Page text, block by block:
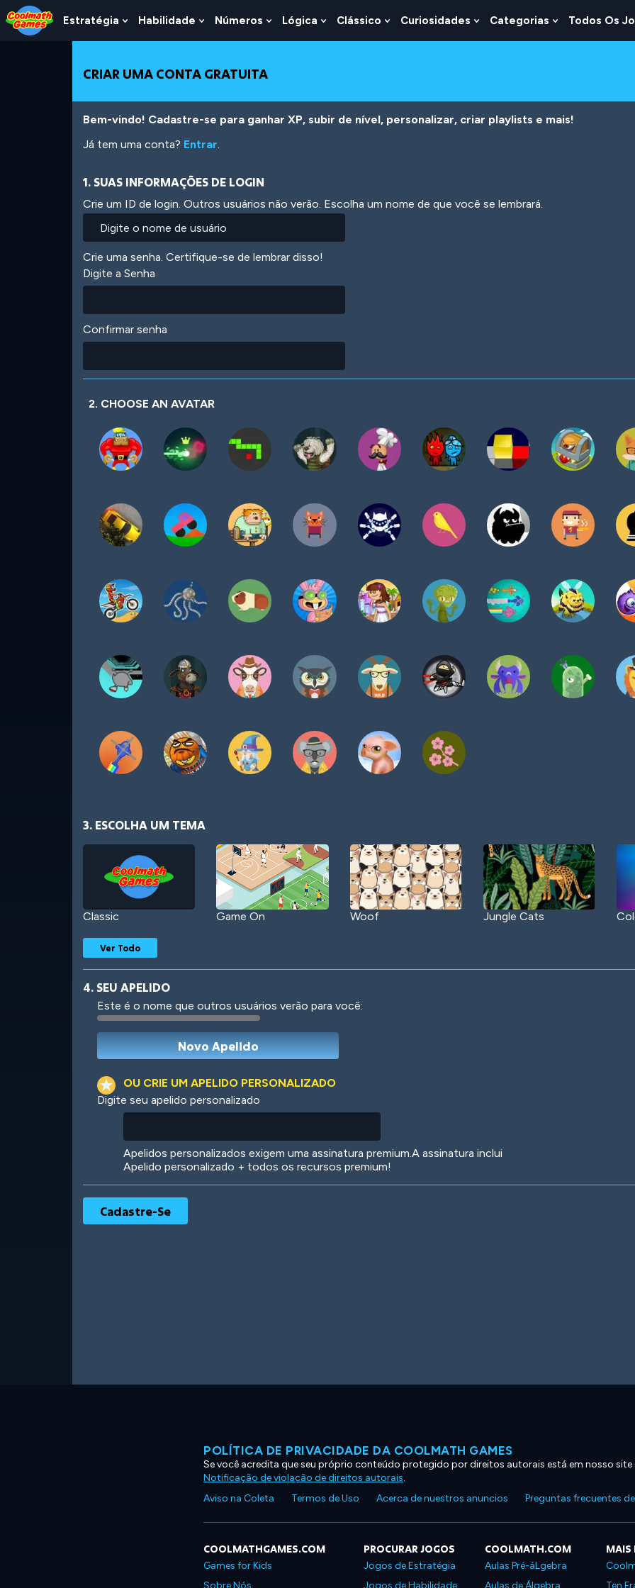
Skip
to
Top
Skip
to
Navigation
Skip
to
Main
Skip
to
Footer
para
Estratégia Show
Submenu
Estratégia
Habilidade Show
Submenu
Habilidade
Números Show
Submenu
Lógica Show
Submenu
Clássico Show
Submenu
Curiosidades Show
Submenu
Categorias Show
Submenu
Todos Os
CRIAR UMA CONTA GRATUITA
Bem-vindo! Cadastre-se para ganhar XP, subir de nível, personalizar, criar playlists e mais!
Já tem uma conta? Entrar.
1. SUAS INFORMAÇÕES DE LOGIN
Crie um ID de login. Outros usuários não verão. Escolha um nome de que você se lembrará.
Crie uma senha. Certifique-se de lembrar disso!
Digite a Senha
Confirmar senha
2. CHOOSE AN AVATAR
3. ESCOLHA UM TEMA
Classic Game On Woof Jungle Cats
Robotic International
Ver Todo
4. SEU APELIDO
Este é o nome que outros usuários verão para você:
OU CRIE UM APELIDO PERSONALIZADO
Digite seu apelido personalizado
Apelidos personalizados exigem uma assinatura premium.A assinatura inclui
Apelido personalizado + todos os recursos premium!
POLÍTICA DE PRIVACIDADE DA COOLMATH GAMES
Se você acredita que seu próprio conteúdo protegido por direitos autorais está em nosso site
Notificação de violação de direitos autorais.
Aviso na Coleta
Termos de Uso Acerca de nuestros anuncios Preguntas frecuentes
COOLMATHGAMES.COM
Games for Kids
Sobre Nós
PROCURAR JOGOS
Jogos de Estratégia
Jogos de Habilidade
COOLMATH.COM
Aulas Pré-áLgebra
Aulas de Álgebra
MAIS
Ten